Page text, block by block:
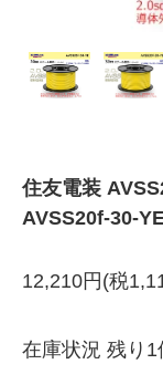
住友電装
AVSS20f-30-
12,210円(税
在庫状況 残り1